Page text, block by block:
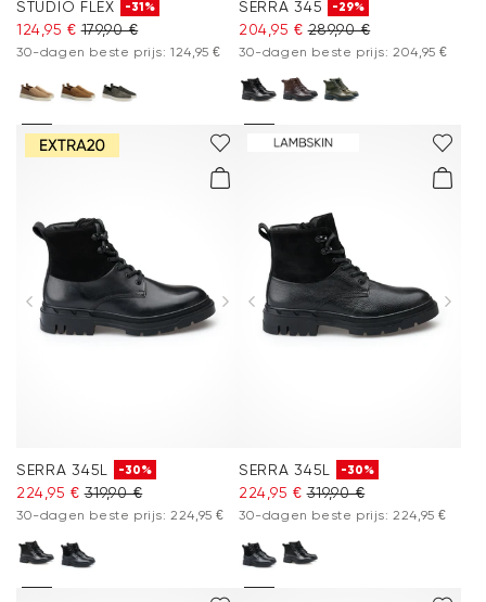
STUDIO FLEX -31%
124,95 € 179,90 €
30-dagen beste prijs: 124,95 €
SERRA 345 -29%
204,95 € 289,90 €
30-dagen beste prijs: 204,95 €
SERRA 345L -30%
224,95 € 319,90 €
30-dagen beste prijs: 224,95 €
SERRA 345L -30%
224,95 € 319,90 €
30-dagen beste prijs: 224,95 €